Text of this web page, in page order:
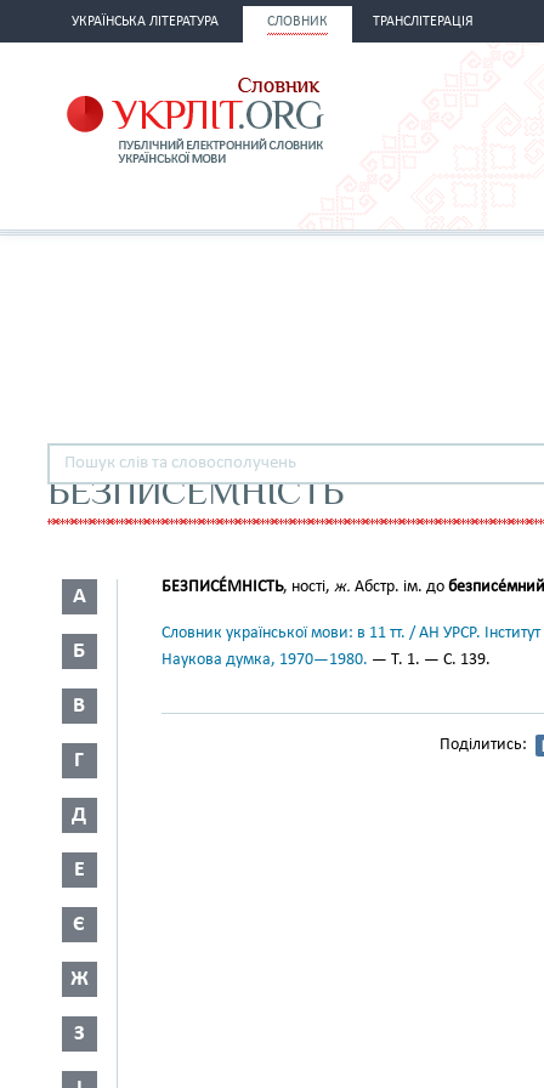
УКРАЇНСЬКА ЛІТЕРАТУРА СЛОВНИК ТРАНСЛІТЕРАЦІЯ
БЕЗПИСЕМНІСТЬ
А
Б
В
Г
Д
Е
Є
Ж
З
БЕЗПИСЕ́МНІСТЬ, ності, ж. Абстр. ім. до безписе́мний
Словник української мови: в 11 тт. / АН УРСР.
Наукова думка, 1970—1980. — Т. 1. — С. 139.
Поділитись: